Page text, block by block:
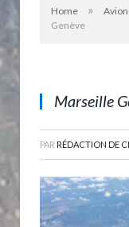
Home »
Genève
Marseille
PAR RÉDACTION DE